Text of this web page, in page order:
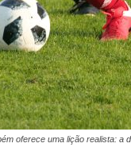
oferece uma lição realista: